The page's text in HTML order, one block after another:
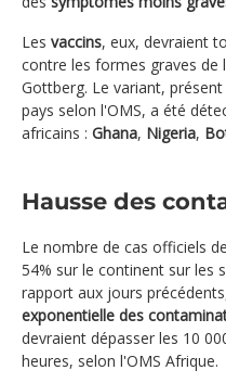
Les vaccins, eux, devraient
contre les formes graves de
Gottberg. Le variant,
pays selon l'OMS, a été
africains : Ghana, Nigeria,
Hausse des
Le nombre de cas officiels
54% sur le continent sur les
rapport aux jours
exponentielle des
devraient dépasser les 10
heures, selon l'OMS Afrique.